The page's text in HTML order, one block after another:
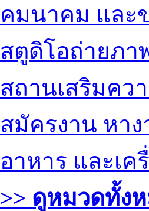
คมนาคม และ
สตูดิโอถ่ายภา
สถานเสริมคว
สมัครงาน หาง
อาหาร และเค
>> ดูหมวดทั้ง